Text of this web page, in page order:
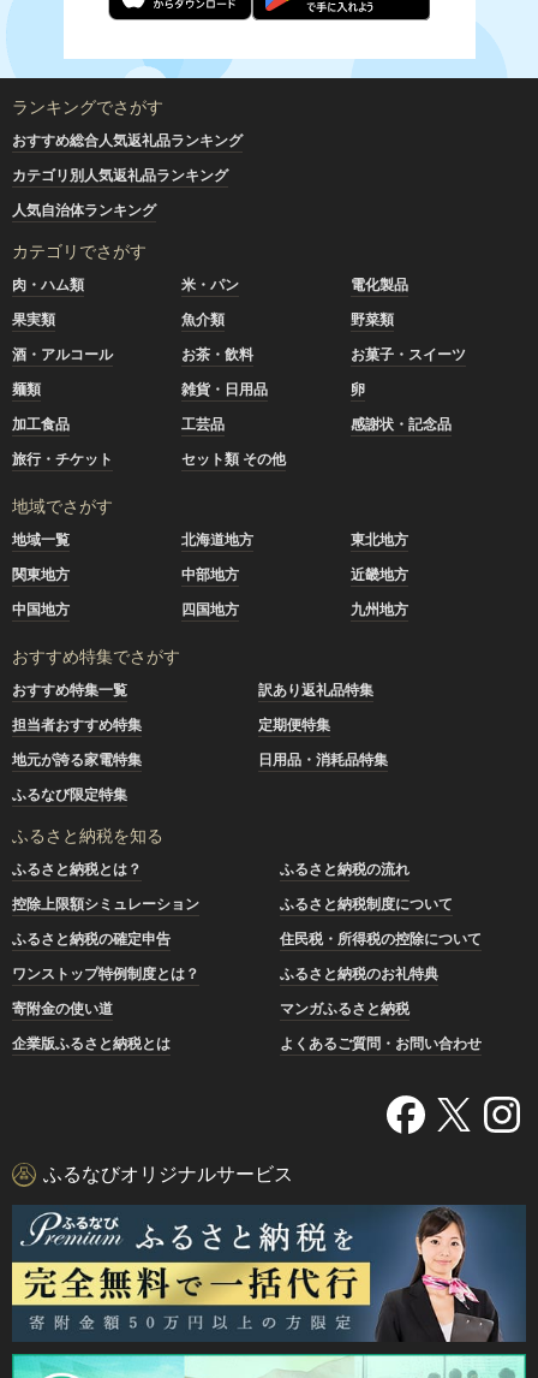
ランキングでさがす
おすすめ総合人気返礼品ランキング
カテゴリ別人気返礼品ランキング
人気自治体ランキング
カテゴリでさがす
肉・ハム類 米・パン
電化製品
果実類
魚介類
野菜類
酒・アルコール
お茶・飲料
お菓子・スイーツ
麺類
雑貨・日用品
卵
加工食品
工芸品
感謝状・記念品
旅行・チケット
セット類 その他
地域でさがす
地域一覧 北海道地方
東北地方
関東地方
中部地方
近畿地方
中国地方
四国地方 九州地方
おすすめ特集でさがす
おすすめ特集一覧
訳あり返礼品特集
担当者おすすめ特集
定期便特集
地元が誇る家電特集
日用品・消耗品特集
ふるなび限定特集
ふるさと納税を知る
ふるさと納税とは？
ふるさと納税の流れ
控除上限額シミュレーション
ふるさと納税制度について
ふるさと納税の確定申告
住民税・所得税の控除について
ワンストップ特例制度とは？
ふるさと納税のお礼特典
寄附金の使い道
マンガふるさと納税
企業版ふるさと納税とは
よくあるご質問・お問い合わせ
ふるなびオリジナルサービス